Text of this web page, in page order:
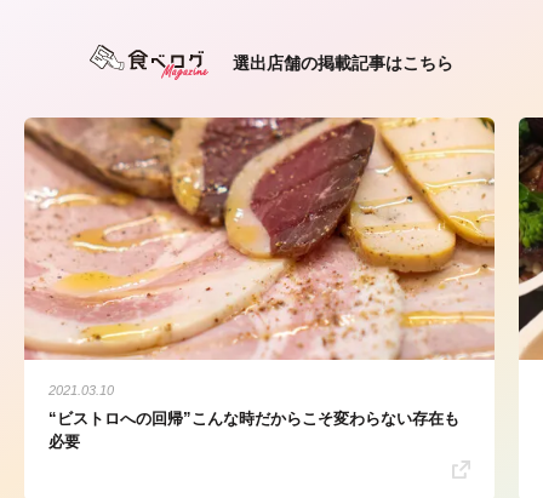
選出店舗の掲載記事はこちら
2021.03.10
“ビストロへの回帰”こんな時だからこそ変わらない存在も
必要